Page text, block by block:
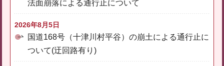
法面崩落による通行止について
2026年8月5日
国道168号（十津川村平谷）の崩土による通行止に
ついて(迂回路有り)